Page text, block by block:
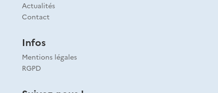
Actualités
Contact
Infos
Mentions légales
RGPD